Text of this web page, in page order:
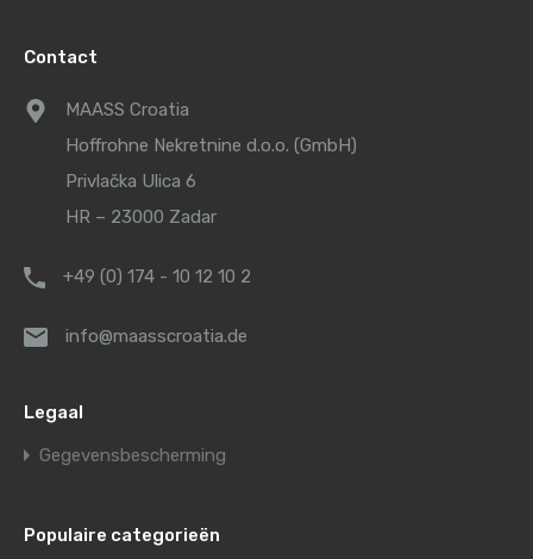
Contact
MAASS Croatia
Hoffrohne Nekretnine d.o.o. (GmbH)
Privlačka Ulica 6
HR – 23000 Zadar
+49 (0) 174 - 10 12 10 2
info@maasscroatia.de
Legaal
Gegevensbescherming
Populaire categorieën